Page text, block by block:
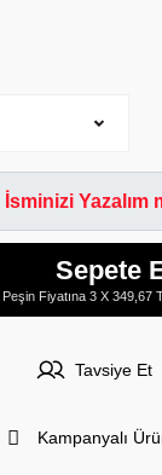
İsminizi Yazalım
Sepete
Peşin Fiyatına 3 X 349,67
Tavsiye Et
Kampanyalı